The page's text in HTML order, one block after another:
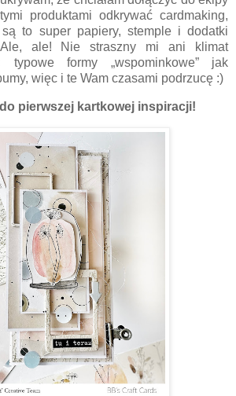
produktami odkrywać cardmaking,
to super papiery, stemple i dodatki
ale! Nie straszny mi ani klimat
typowe formy „wspominkowe” jak
więc i te Wam czasami podrzucę :)
pierwszej kartkowej inspiracji!